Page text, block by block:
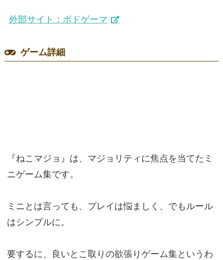
外部サイト：ボドゲーマ
ゲーム詳細
『ねこマジョ』は、マジョリティに焦点を当てたミ
ニゲーム集です。
ミニとは言っても、プレイは悩ましく、でもルール
はシンプルに。
要するに、良いとこ取りの欲張りゲーム集というわ